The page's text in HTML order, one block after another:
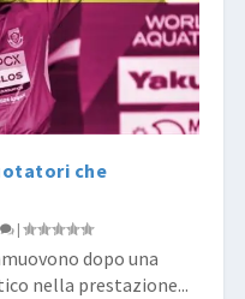
che
|
dopo una
nella prestazione...